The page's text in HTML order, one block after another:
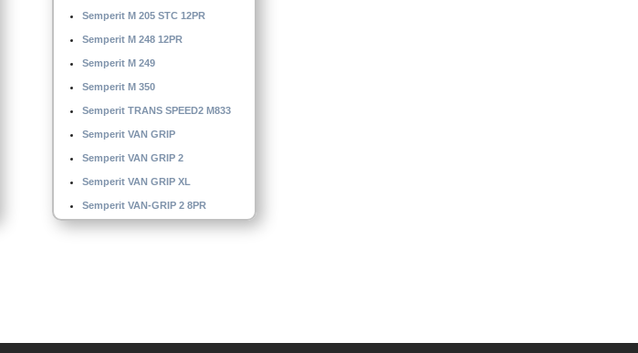
Semperit M 205 STC 12PR
Semperit M 248 12PR
Semperit M 249
Semperit M 350
Semperit TRANS SPEED2 M833
Semperit VAN GRIP
Semperit VAN GRIP 2
Semperit VAN GRIP XL
Semperit VAN-GRIP 2 8PR